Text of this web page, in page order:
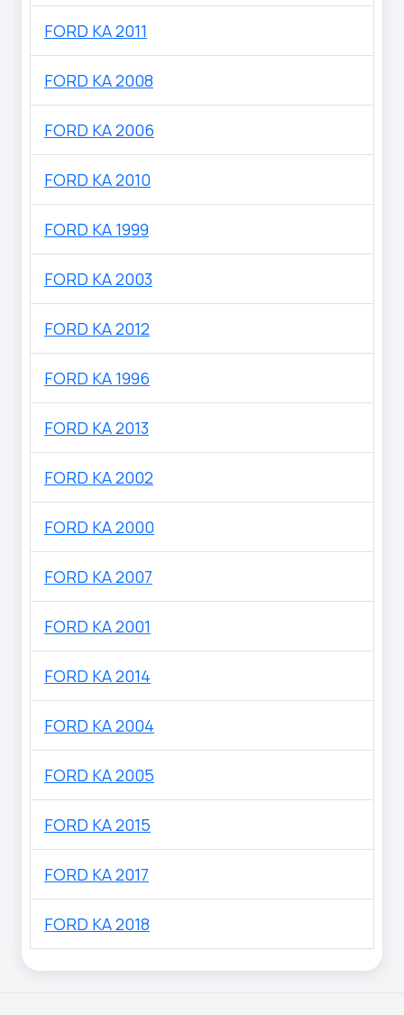
FORD KA 2011
FORD KA 2008
FORD KA 2006
FORD KA 2010
FORD KA 1999
FORD KA 2003
FORD KA 2012
FORD KA 1996
FORD KA 2013
FORD KA 2002
FORD KA 2000
FORD KA 2007
FORD KA 2001
FORD KA 2014
FORD KA 2004
FORD KA 2005
FORD KA 2015
FORD KA 2017
FORD KA 2018